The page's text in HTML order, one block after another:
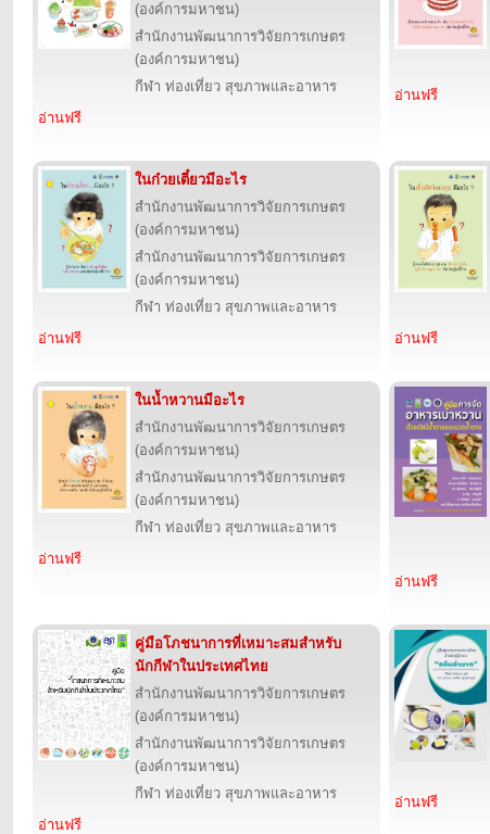
(องค์การมหาชน)
สำนักงานพัฒนาการวิจัยการเกษตร
(องค์การมหาชน)
กีฬา ท่องเที่ยว สุขภาพและอาหาร
อ่านฟรี
อ่านฟรี
ในก๋วยเตี๋ยวมีอะไร
สำนักงานพัฒนาการวิจัยการเกษตร
(องค์การมหาชน)
สำนักงานพัฒนาการวิจัยการเกษตร
(องค์การมหาชน)
กีฬา ท่องเที่ยว สุขภาพและอาหาร
อ่านฟรี
อ่านฟรี
ในน้ำหวานมีอะไร
สำนักงานพัฒนาการวิจัยการเกษตร
(องค์การมหาชน)
สำนักงานพัฒนาการวิจัยการเกษตร
(องค์การมหาชน)
กีฬา ท่องเที่ยว สุขภาพและอาหาร
อ่านฟรี
อ่านฟรี
คู่มือโภชนาการที่เหมาะสมสำหรับ
นักกีฬาในประเทศไทย
สำนักงานพัฒนาการวิจัยการเกษตร
(องค์การมหาชน)
สำนักงานพัฒนาการวิจัยการเกษตร
(องค์การมหาชน)
กีฬา ท่องเที่ยว สุขภาพและอาหาร
อ่านฟรี
อ่านฟรี